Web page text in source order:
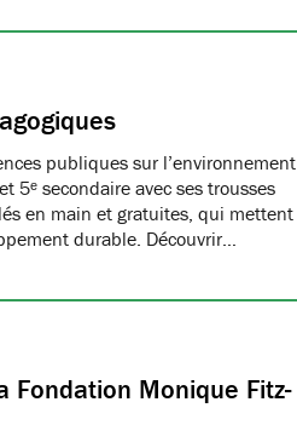
publiques sur l’environnement
5ᵉ secondaire avec ses trousses
en main et gratuites, qui mettent
durable. Découvrir…
Fondation Monique Fitz-